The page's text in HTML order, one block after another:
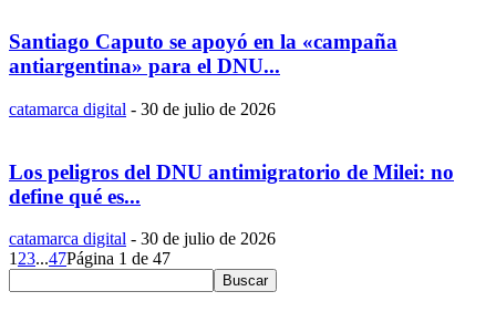
Santiago Caputo se apoyó en la «campaña
antiargentina» para el DNU...
catamarca digital - 30 de julio de 2026
Los peligros del DNU antimigratorio de Milei: no
define qué es...
catamarca digital - 30 de julio de 2026
123...47Página 1 de 47